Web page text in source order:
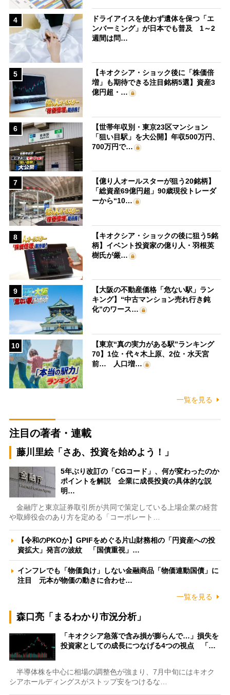
4
ドライアイスを使わず遺体を保つ「エ
ンバーミング」が日本でも普及 1～2
週間は問…
5
【キオクシア・ショック後に「株価倍
増」も期待できる注目銘柄5選】資産3
億円超・…
6
【世帯年収別・東京23区マンション
「狙い目駅」を大公開】年収500万円、
700万円で…
7
【億り人オールスターが狙う20銘柄】
「総資産69億円超」90歳現役トレーダ
ーから“10…
8
【キオクシア・ショックの後に狙う5銘
柄】イベント投資家の億り人・羽根英
樹氏が厳…
9
【大阪の不動産価格「危ない駅」ラン
キング】“中古マンション売れ行き鈍
化”のワース…
10
【東京“真の実力がある駅”ランキング
70】1位・代々木上原、2位・水天宮
前… 人口増…
一覧を見る
注目の著者・連載
藤川里絵「さあ、投資を始めよう！」
5年ぶり改訂の「CGコード」、何が変わったのか
ポイントを解説 企業に成長投資の具体的な説
明…
金融庁と東京証券取引所が共同で策定している上場企業の経営
や取締役会のあり方を定める「コーポレート…
【令和のPKOか】GPIFをめぐる片山財務相の「円資産への投
資拡大」発言の波紋 「国債重視」…
インフレでも「物価負け」しない金融商品「物価連動国債」に
注目 元本が物価の動きに合わせ…
一覧を見る
森口亮「まるわかり市況分析」
「キオクシア急落で含み損が膨らんで…」損失を
投資家としての成長につなげる4つの視点 「…
半導体株を中心に相場の調整色が強まり、7月中旬にはキオク
シアホールディングスがストップ安をつけるな…